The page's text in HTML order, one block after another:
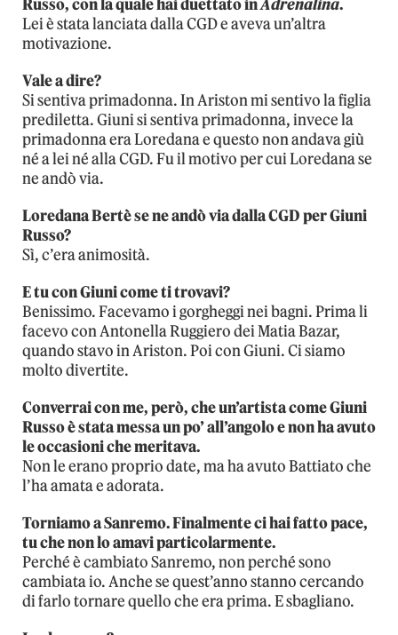
Russo, con la quale hai duettato inAdrenalina.
Lei è stata lanciata dalla CGD e aveva un’altra
motivazione.
Vale a dire?
Si sentiva primadonna. In Ariston mi sentivo la figlia
prediletta. Giuni si sentiva primadonna, invece la
primadonna era Loredana e questo non andava giù
né a lei né alla CGD. Fu il motivo per cui Loredana se
ne andò via.
Loredana Bertè se ne andò via dalla CGD per Giuni
Russo?
Sì, c’era animosità.
E tu con Giuni come ti trovavi?
Benissimo. Facevamo i gorgheggi nei bagni. Prima li
facevo con Antonella Ruggiero dei Matia Bazar,
quando stavo in Ariston. Poi con Giuni. Ci siamo
molto divertite.
Converrai con me, però, che un’artista come Giuni
Russo è stata messa un po’ all’angolo e non ha avuto
le occasioni che meritava.
Non le erano proprio date, ma ha avuto Battiato che
l’ha amata e adorata.
Torniamo a Sanremo. Finalmente ci hai fatto pace,
tu che non lo amavi particolarmente.
Perché è cambiato Sanremo, non perché sono
cambiata io. Anche se quest’anno stanno cercando
di farlo tornare quello che era prima. E sbagliano.